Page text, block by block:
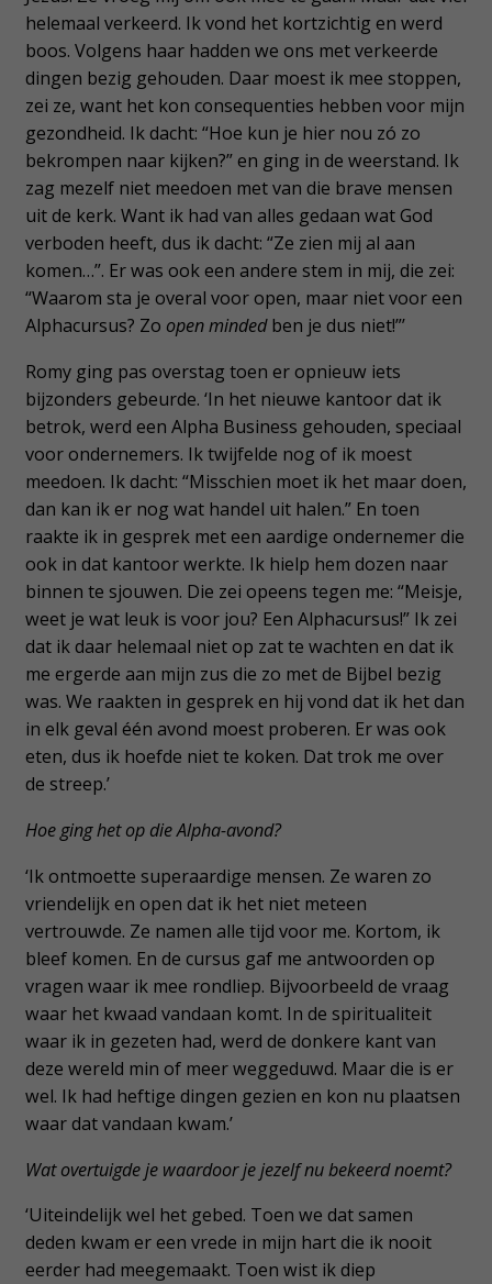
helemaal verkeerd. Ik vond het kortzichtig en werd
boos. Volgens haar hadden we ons met verkeerde
dingen bezig gehouden. Daar moest ik mee stoppen,
zei ze, want het kon consequenties hebben voor mijn
gezondheid. Ik dacht: “Hoe kun je hier nou zó zo
bekrompen naar kijken?” en ging in de weerstand. Ik
zag mezelf niet meedoen met van die brave mensen
uit de kerk. Want ik had van alles gedaan wat God
verboden heeft, dus ik dacht: “Ze zien mij al aan
komen…”. Er was ook een andere stem in mij, die zei:
“Waarom sta je overal voor open, maar niet voor een
Alphacursus? Zo open mindedben je dus niet!”’
Romy ging pas overstag toen er opnieuw iets
bijzonders gebeurde. ‘In het nieuwe kantoor dat ik
betrok, werd een Alpha Business gehouden, speciaal
voor ondernemers. Ik twijfelde nog of ik moest
meedoen. Ik dacht: “Misschien moet ik het maar doen,
dan kan ik er nog wat handel uit halen.” En toen
raakte ik in gesprek met een aardige ondernemer die
ook in dat kantoor werkte. Ik hielp hem dozen naar
binnen te sjouwen. Die zei opeens tegen me: “Meisje,
weet je wat leuk is voor jou? Een Alphacursus!” Ik zei
dat ik daar helemaal niet op zat te wachten en dat ik
me ergerde aan mijn zus die zo met de Bijbel bezig
was. We raakten in gesprek en hij vond dat ik het dan
in elk geval één avond moest proberen. Er was ook
eten, dus ik hoefde niet te koken. Dat trok me over
de streep.’
Hoe ging het op die Alpha-avond?
‘Ik ontmoette superaardige mensen. Ze waren zo
vriendelijk en open dat ik het niet meteen
vertrouwde. Ze namen alle tijd voor me. Kortom, ik
bleef komen. En de cursus gaf me antwoorden op
vragen waar ik mee rondliep. Bijvoorbeeld de vraag
waar het kwaad vandaan komt. In de spiritualiteit
waar ik in gezeten had, werd de donkere kant van
deze wereld min of meer weggeduwd. Maar die is er
wel. Ik had heftige dingen gezien en kon nu plaatsen
waar dat vandaan kwam.’
Wat overtuigde je waardoor je jezelf nu bekeerd noemt?
‘Uiteindelijk wel het gebed. Toen we dat samen
deden kwam er een vrede in mijn hart die ik nooit
eerder had meegemaakt. Toen wist ik diep